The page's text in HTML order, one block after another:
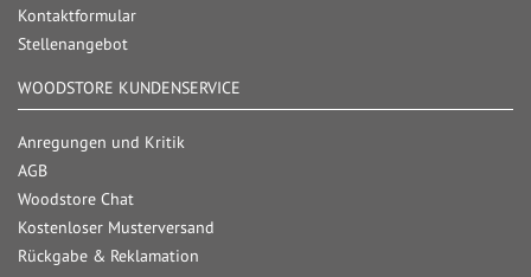
Kontaktformular
Stellenangebot
WOODSTORE KUNDENSERVICE
Anregungen und Kritik
AGB
Woodstore Chat
Kostenloser Musterversand
Rückgabe & Reklamation